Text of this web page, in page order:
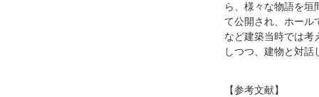
ら、様々な物語を垣
て公開され、ホール
など建築当時では考
しつつ、建物と対
【参考文献】